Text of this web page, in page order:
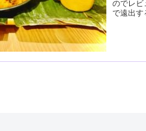
のでレビ
で遠出す